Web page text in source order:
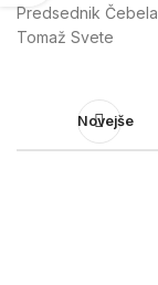
Predsednik
Tomaž Svete
Novejše